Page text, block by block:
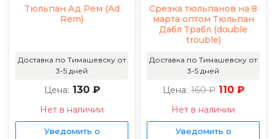
Тюльпан Ад Рем (Ad
Rem)
Доставка по Тимашевску от
3-5 дней
Цена: 130 ₽
Нет в наличии
Уведомить о
Срезка тюльпанов на 8
марта оптом Тюльпан
Дабл Трабл (double
trouble)
Доставка по Тимашевску от
3-5 дней
Цена: 160 ₽ 110 ₽
Нет в наличии
Уведомить о